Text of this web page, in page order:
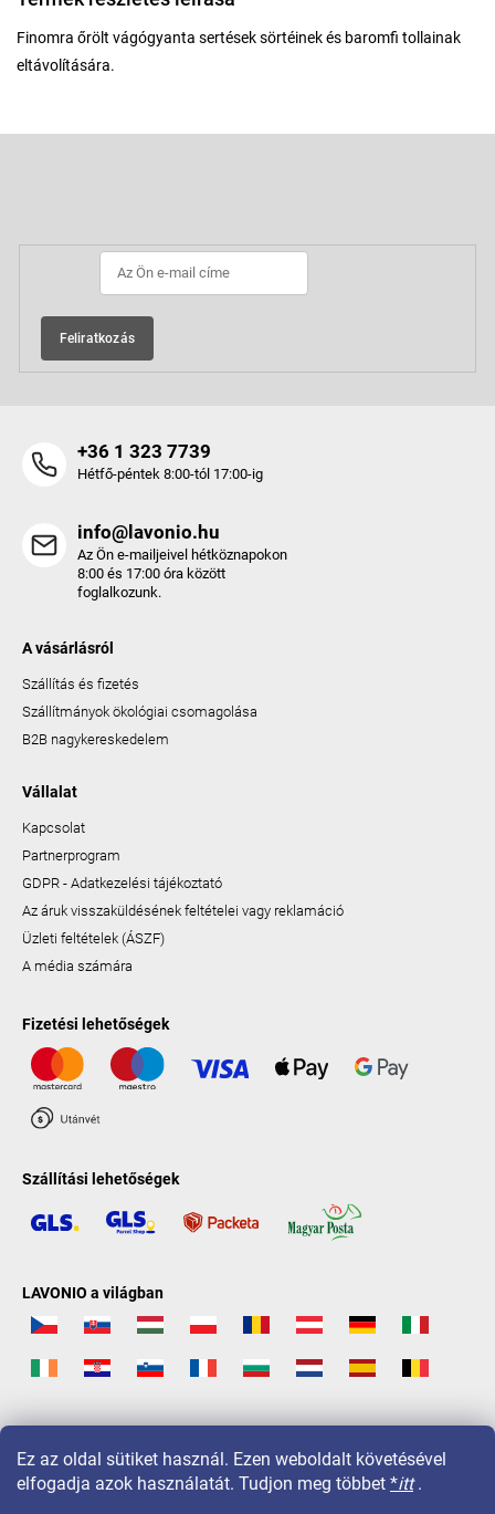
Ez az oldal sütiket használ. Ezen weboldalt követésével
elfogadja azok használatát. Tudjon meg többet *itt.
Finomra őrölt vágógyanta sertések sörtéinek és baromfi tollainak
eltávolítására.
Feliratkozás
+36 1 323 7739
Hétfő-péntek 8:00-tól 17:00-ig
info@lavonio.hu
Az Ön e-mailjeivel hétköznapokon
8:00 és 17:00 óra között
foglalkozunk.
A vásárlásról
Szállítás és fizetés
Szállítmányok ökológiai csomagolása
B2B nagykereskedelem
Vállalat
Kapcsolat
Partnerprogram
GDPR - Adatkezelési tájékoztató
Az áruk visszaküldésének feltételei vagy reklamáció
Üzleti feltételek (ÁSZF)
A média számára
Fizetési lehetőségek
Szállítási lehetőségek
LAVONIO a világban